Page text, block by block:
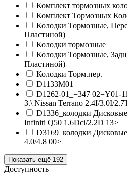
Комплект тормозных
Комплект Тормозных
Колодки Тормозные,
Пластиной)
Колодки тормозные
Колодки Тормозные,
Пластиной)
Колодки Торм.пер.
D1133M01
D1262-01_=347 02=Y01-
З.\ Nissan Terrano 2.4I/3.0I/
D1336_колодки
Infiniti Q50 1.6Dci/2.2D 13>
D3169_колодки
4.0/4.8 00>
Показать ещё 192
Доступность